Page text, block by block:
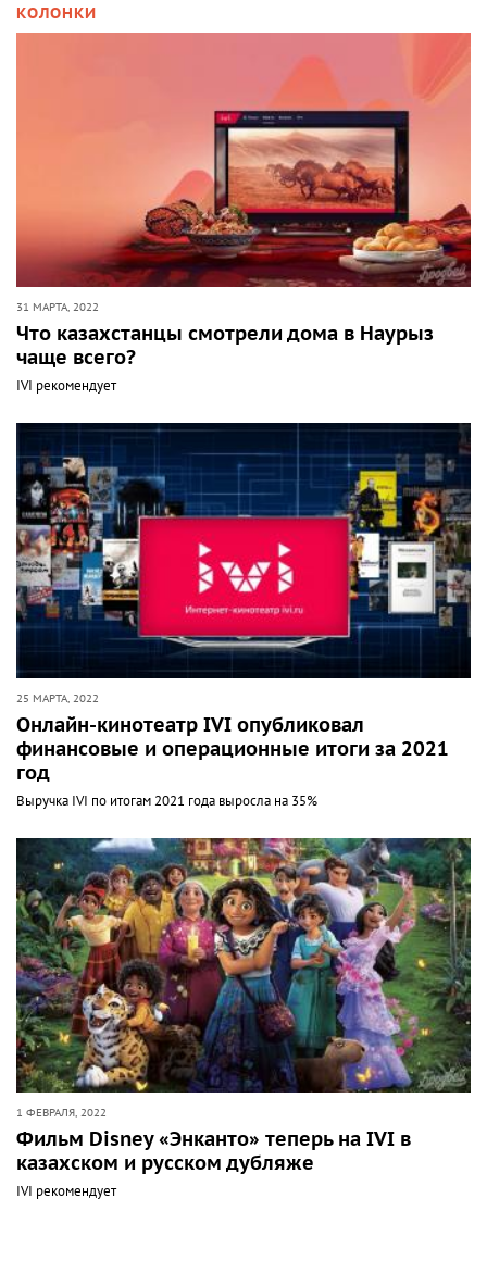
КОЛОНКИ
31 МАРТА, 2022
Что казахстанцы смотрели дома в Наурыз
чаще всего?
IVI рекомендует
25 МАРТА, 2022
Онлайн-кинотеатр IVI опубликовал
финансовые и операционные итоги за 2021
год
Выручка IVI по итогам 2021 года выросла на 35%
1 ФЕВРАЛЯ, 2022
Фильм Disney «Энканто» теперь на IVI в
казахском и русском дубляже
IVI рекомендует